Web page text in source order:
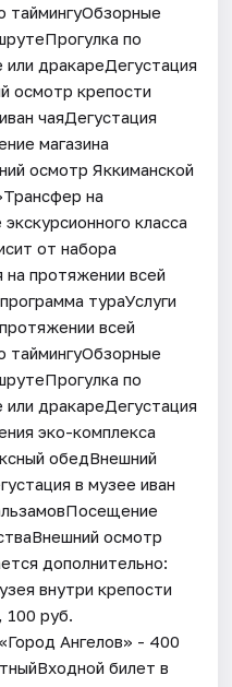
таймингуОбзорные
по
дракареДегустация
осмотр крепости
чаяДегустация
магазина
осмотр Яккиманской
на
класса
от набора
на протяжении всей
тураУслуги
всей
таймингуОбзорные
по
дракареДегустация
эко-комплекса
обедВнешний
в музее иван
осмотр
дополнительно:
внутри крепости
100 руб.
Ангелов» - 400
билет в